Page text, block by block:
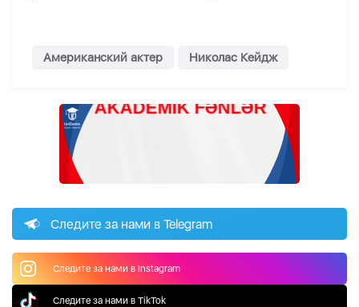
Американский актер Николас Кейдж
Следите за нами в Telegram
Следите за нами в Instagram
Следите за нами в TikTok